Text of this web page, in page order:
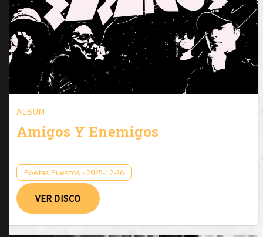
ÁLBUM
Amigos Y Enemigos
Poetas Puestos - 2025-12-26
VER DISCO